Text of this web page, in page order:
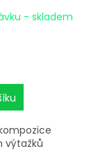
- skladem
výtažků